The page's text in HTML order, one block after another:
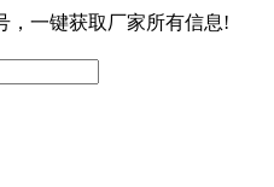
，一键获取厂家所有信息!